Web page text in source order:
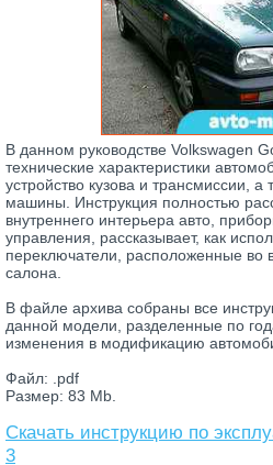
В данном руководстве Volkswagen
технические характеристики
устройство кузова и трансмиссии, а
машины. Инструкция полностью
внутреннего интерьера авто,
управления, рассказывает, как
переключатели, расположенные во
салона.
В файле архива собраны все
данной модели, разделенные по
изменения в модификацию
Файл: .pdf
Размер: 83 Mb.
Скачать инструкцию по
3